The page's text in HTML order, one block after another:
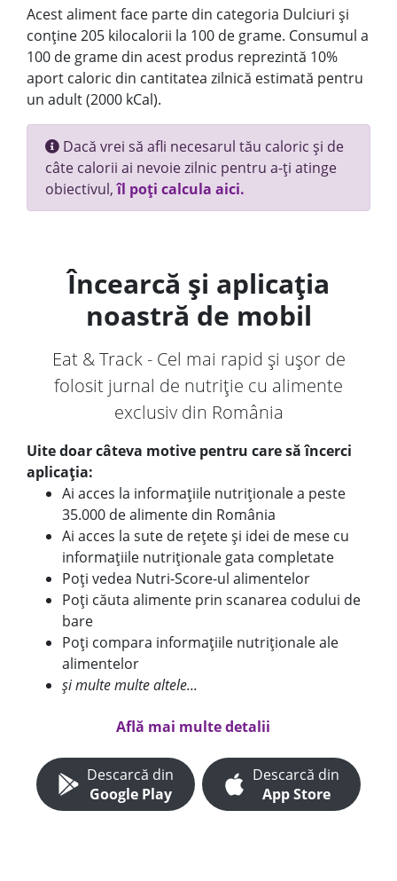
Acest aliment face parte din categoria Dulciuri și
conține 205 kilocalorii la 100 de grame. Consumul a
100 de grame din acest produs reprezintă 10%
aport caloric din cantitatea zilnică estimată pentru
un adult (2000 kCal).
Dacă vrei să afli necesarul tău caloric și de
câte calorii ai nevoie zilnic pentru a-ți atinge
obiectivul,îl poți calcula aici.
Încearcă și aplicația
noastră de mobil
Eat & Track - Cel mai rapid și ușor de
folosit jurnal de nutriție cu alimente
exclusiv din România
Uite doar câteva motive pentru care să încerci
aplicația:
Ai acces la informațiile nutriționale a peste
35.000 de alimente din România
Ai acces la sute de rețete și idei de mese cu
informațiile nutriționale gata completate
Poți vedea Nutri-Score-ul alimentelor
Poți căuta alimente prin scanarea codului de
bare
Poți compara informațiile nutriționale ale
alimentelor
și multe multe altele...
Află mai multe detalii
Descarcă din
Google Play
Descarcă din
App Store